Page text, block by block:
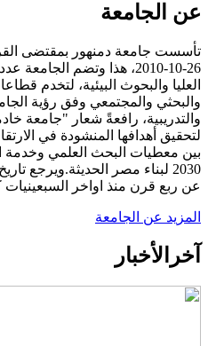
عن الجامعة
العليا والبحوث البيئية، لتخدم
والبحثي والمجتمعي وفق رؤية
والتدريبية، رافعةً شعار "جامعة
لتحقيق أهدافها المنشودة في
بين معطيات البحث العلمي وخدمة
2030 لبناء مصر الحديثة.ويرجع
عن ربع قرن منذ اواخر السبعينيات
المزيد عن الجامعة
آخر الأخبار